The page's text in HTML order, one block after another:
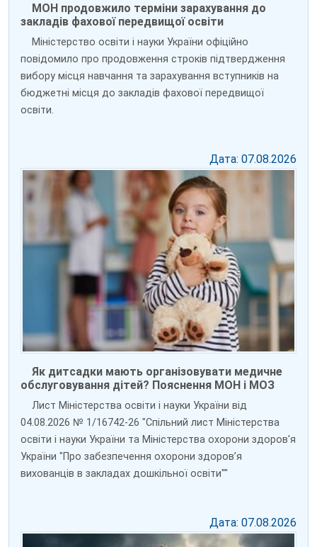
МОН продовжило терміни зарахування до
закладів фахової передвищої освіти
Міністерство освіти і науки України офіційно
повідомило про продовження строків підтвердження
вибору місця навчання та зарахування вступників на
бюджетні місця до закладів фахової передвищої
освіти.
Дата: 07.08.2026
Як дитсадки мають організовувати медичне
обслуговування дітей? Пояснення МОН і МОЗ
Лист Міністерства освіти і науки України від
04.08.2026 № 1/16742-26 "Спільний лист Міністерства
освіти і науки України та Міністерства охорони здоров'я
України "Про забезпечення охорони здоров’я
вихованців в закладах дошкільної освіти""
Дата: 07.08.2026